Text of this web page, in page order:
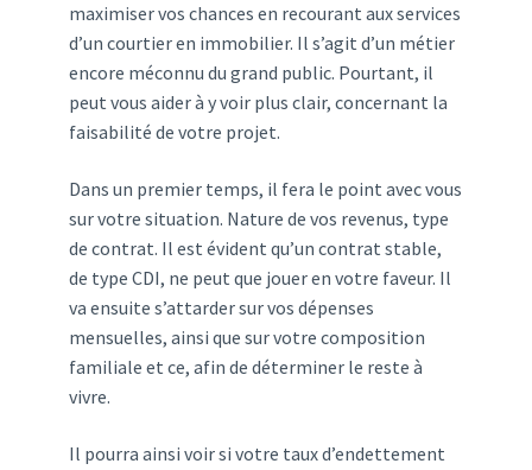
maximiser vos chances en recourant aux services
d’un courtier en immobilier. Il s’agit d’un métier
encore méconnu du grand public. Pourtant, il
peut vous aider à y voir plus clair, concernant la
faisabilité de votre projet.
Dans un premier temps, il fera le point avec vous
sur votre situation. Nature de vos revenus, type
de contrat. Il est évident qu’un contrat stable,
de type CDI, ne peut que jouer en votre faveur. Il
va ensuite s’attarder sur vos dépenses
mensuelles, ainsi que sur votre composition
familiale et ce, afin de déterminer le reste à
vivre.
Il pourra ainsi voir si votre taux d’endettement